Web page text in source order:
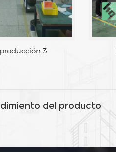
Línea de producción
del producto